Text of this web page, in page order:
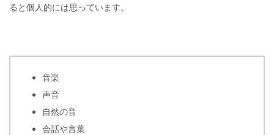
ると個人的には思っています。
音楽
声音
自然の音
会話や言葉